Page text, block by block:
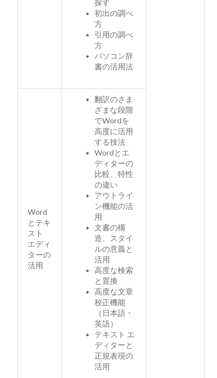
探す
初出の調べ
方
引用の調べ
方
パソコン辞
書の活用法
Word
とテキ
スト
エディ
ターの
活用
翻訳のさま
ざまな段階
でWordを
高度に活用
する技法
Wordとエ
ディターの
比較、特性
の違い
アウトライ
ン機能の活
用
文書の構
造、スタイ
ルの意義と
活用
高度な検索
と置換
高度な文章
校正機能
（日本語・
英語）
テキスト エ
ディターと
正規表現の
活用